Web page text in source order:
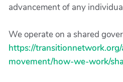
advancement of any
We operate on a shared
https://
movement/how-we-work/